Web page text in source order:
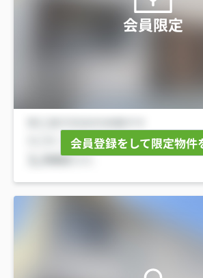
会員限定
会員登録をして限定物件